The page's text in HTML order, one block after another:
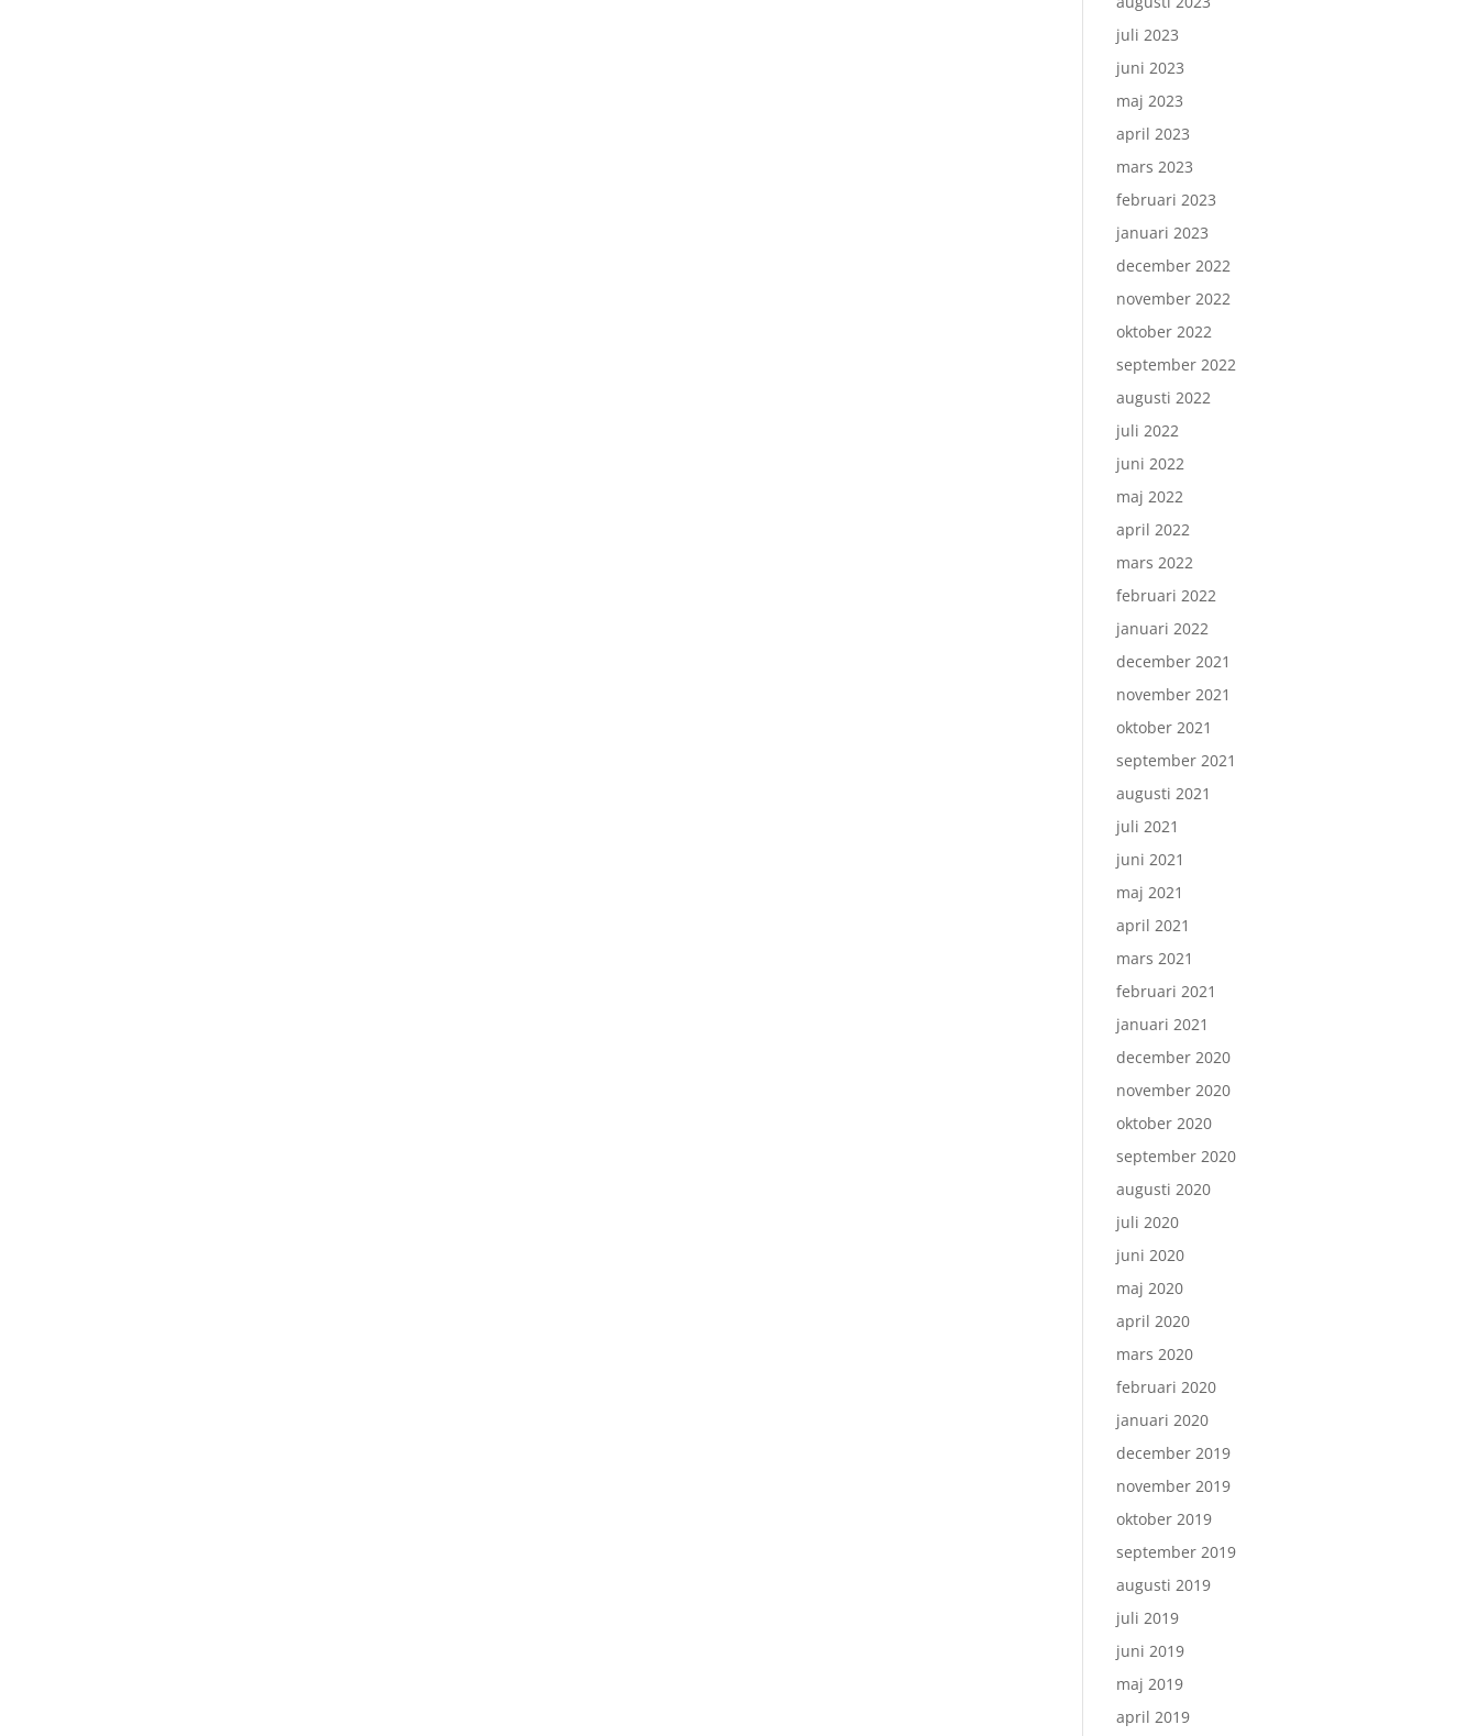
juli 2023
juni 2023
maj 2023
april 2023
mars 2023
februari 2023
januari 2023
december 2022
november 2022
oktober 2022
september 2022
augusti 2022
juli 2022
juni 2022
maj 2022
april 2022
mars 2022
februari 2022
januari 2022
december 2021
november 2021
oktober 2021
september 2021
augusti 2021
juli 2021
juni 2021
maj 2021
april 2021
mars 2021
februari 2021
januari 2021
december 2020
november 2020
oktober 2020
september 2020
augusti 2020
juli 2020
juni 2020
maj 2020
april 2020
mars 2020
februari 2020
januari 2020
december 2019
november 2019
oktober 2019
september 2019
augusti 2019
juli 2019
juni 2019
maj 2019
april 2019